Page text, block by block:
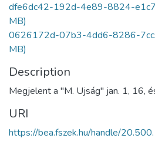
dfe6dc42-192d-4e89-8824-
MB)
0626172d-07b3-4dd6-8286-
MB)
Description
Megjelent a "M. Ujság" jan. 1, 16,
URI
https://bea.fszek.hu/handle/